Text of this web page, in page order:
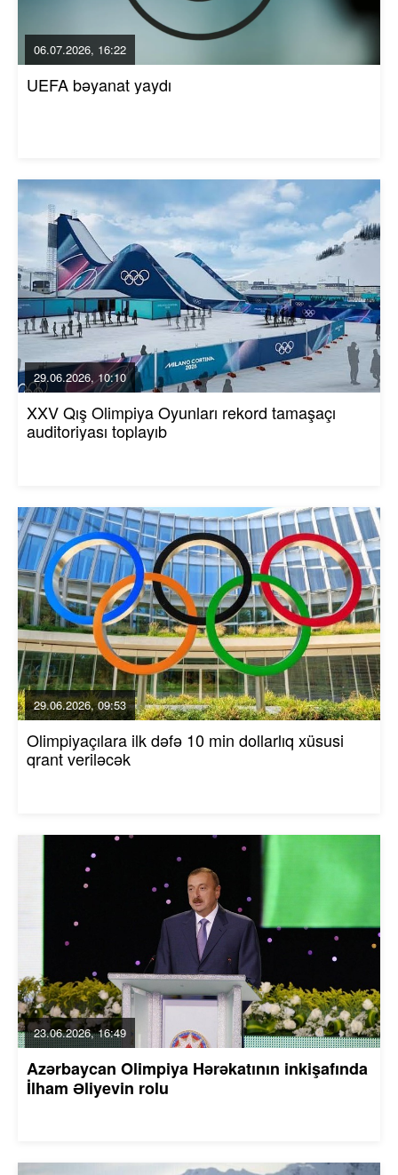
06.07.2026, 16:22
UEFA bəyanat yaydı
29.06.2026, 10:10
XXV Qış Olimpiya Oyunları rekord tamaşaçı
auditoriyası toplayıb
29.06.2026, 09:53
Olimpiyaçılara ilk dəfə 10 min dollarlıq xüsusi
qrant veriləcək
23.06.2026, 16:49
Azərbaycan Olimpiya Hərəkatının inkişafında
İlham Əliyevin rolu